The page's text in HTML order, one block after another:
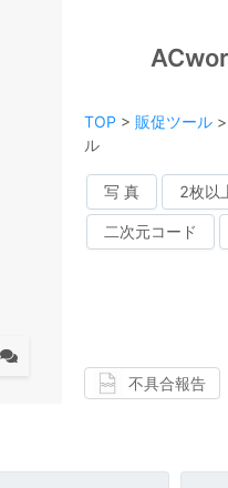
TOP > 販促ツール >
ル
写 真 2枚以
二次元コード
不具合報告